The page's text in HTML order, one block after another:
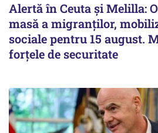
Alertă în Ceuta și Melilla:
masă a migranților,
sociale pentru 15 august.
forțele de securitate